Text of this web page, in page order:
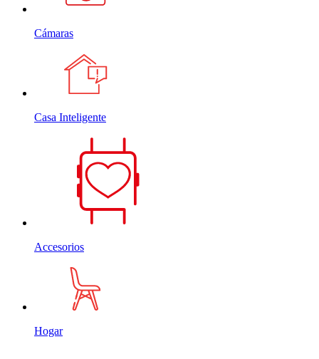
Cámaras
Casa Inteligente
Accesorios
Hogar